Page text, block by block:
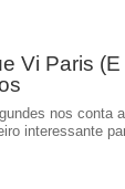
Vi Paris
nos conta
interessante